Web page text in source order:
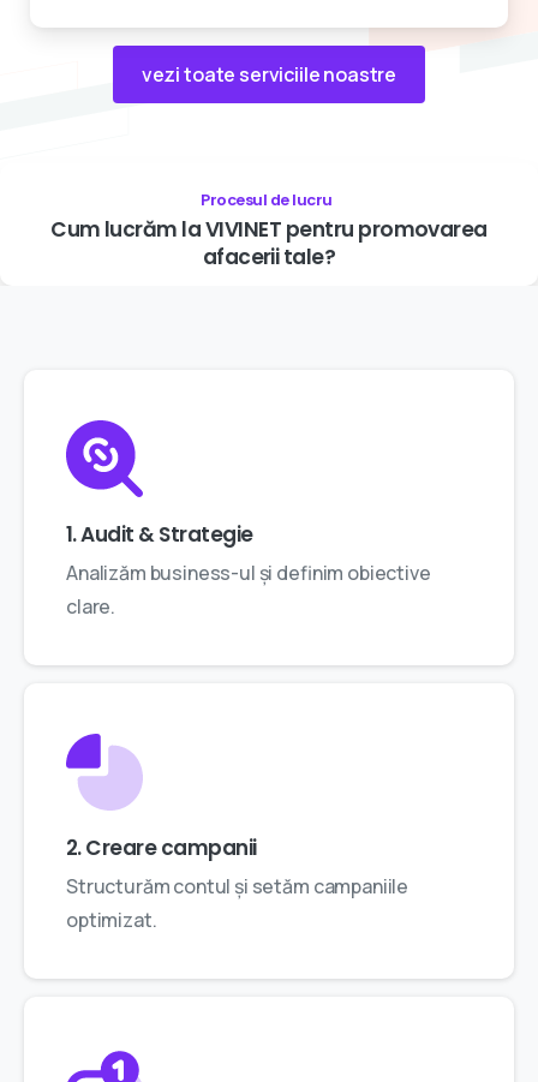
vezi toate serviciile noastre
Procesul de lucru
Cum lucrăm laVIVINET pentru promovarea
afaceriitale?
1. Audit & Strategie
Analizăm business-ul și definim obiective
clare.
2. Creare campanii
Structurăm contul și setăm campaniile
optimizat.